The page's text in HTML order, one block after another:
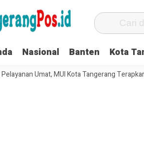
Nasional Banten Kota
Umat, MUI Kota Tangerang Terapkan